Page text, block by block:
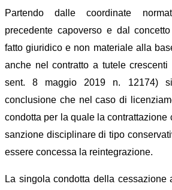
Partendo dalle coordinate
precedente capoverso e dal
fatto giuridico e non materiale alla
anche nel contratto a tutele crescenti
sent. 8 maggio 2019 n. 12174)si
conclusione che nel caso di
condotta per la quale la contrattazione
sanzione disciplinare di tipo
essere concessa la reintegrazione.
La singola condotta della cessazione